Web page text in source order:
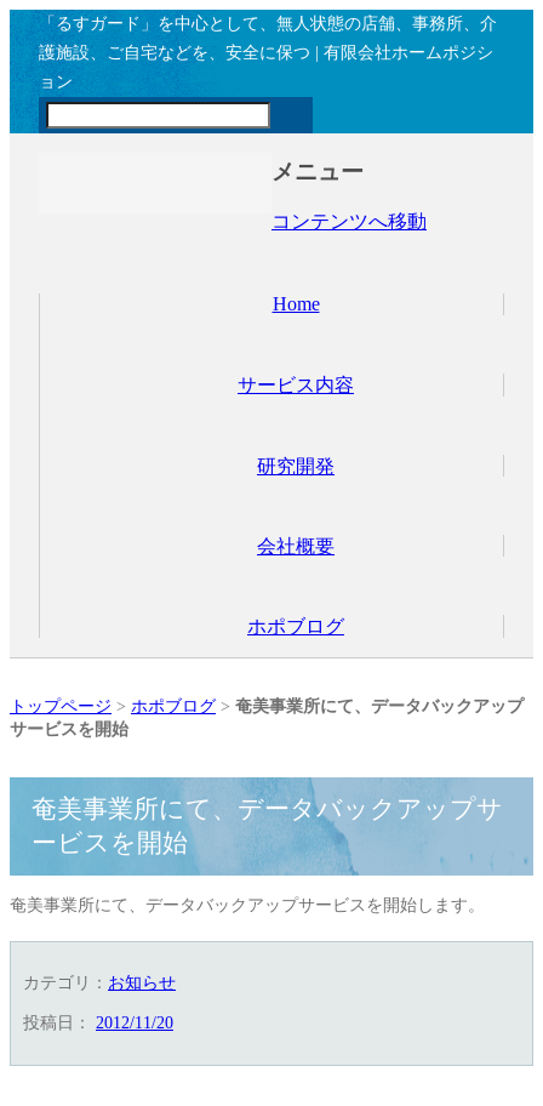
「るすガード」を中心として、無人状態の店舗、事務所、介
護施設、ご自宅などを、安全に保つ | 有限会社ホームポジシ
ョン
メニュー
コンテンツへ移動
Home
サービス内容
研究開発
会社概要
ホポブログ
トップページ > ホポブログ > 奄美事業所にて、データバックアップ
サービスを開始
奄美事業所にて、データバックアップサ
ービスを開始
奄美事業所にて、データバックアップサービスを開始します。
カテゴリ： お知らせ
投稿日： 2012/11/20